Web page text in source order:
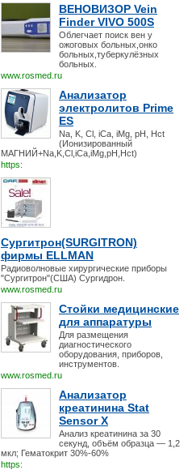
ВЕНОВИЗОР Vein
Finder VIVO 500S
Облегчает поиск вен у
ожоговых больных,онко
больных,туберкулёзных
больных.
www.rosmed.ru
Анализатор
электролитов Prime
ES
Na, K, Cl, iCa, iMg, pH, Hct
(Ионизированный
МАГНИЙ+Na,K,Cl,iCa,iMg,pH,Hct)
https:
Сургитрон(SURGITRON)
фирмы ELLMAN
Радиоволновые хирургические приборы
"Сургитрон"(США) Сургидрон.
www.rosmed.ru
Стойки медицинские
для аппаратуры
Для размещения
диагностического
оборудования, приборов,
инструментов.
www.rosmed.ru
Анализатор
креатинина Stat
Sensor X
Анализ креатинина за 30
секунд, объём образца — 1,2
мкл; Гематокрит 30%-60%
https: